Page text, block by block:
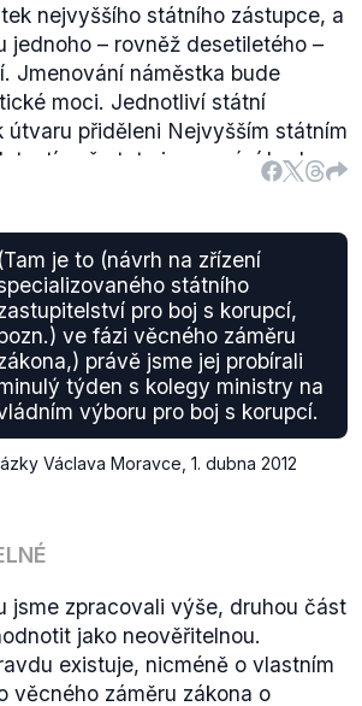
nejvyššího státního zástupce, a
jednoho – rovněž desetiletého –
Jmenování náměstka bude
moci. Jednotliví státní
útvaru přiděleni Nejvyšším státním
let s tím, že toto jmenování bude
První část výroku o stavu ve
(Tam je to (návrh na zřízení
státního
pro boj s korupcí,
ve fázi věcného záměru
právě jsme jej probírali
týden s kolegy ministry na
výboru pro boj s korupcí.
Václava Moravce 1. dubna 2012
jsme zpracovali výše, druhou část
jako neověřitelnou.
existuje, nicméně o vlastním
věcného záměru zákona o